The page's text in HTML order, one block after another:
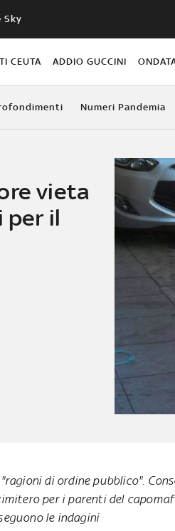
Sky
CEUTA ADDIO GUCCINI
Numeri Pandemia
vieta
per il
di ordine pubblico".
per i parenti del
le indagini